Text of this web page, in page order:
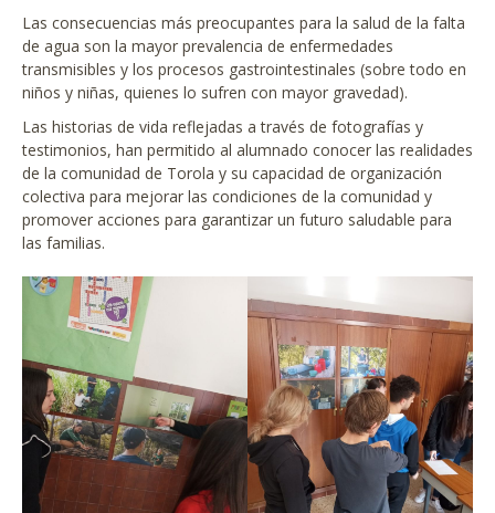
Las consecuencias más preocupantes para la salud de la falta
de agua son la mayor prevalencia de enfermedades
transmisibles y los procesos gastrointestinales (sobre todo en
niños y niñas, quienes lo sufren con mayor gravedad).
Las historias de vida reflejadas a través de fotografías y
testimonios, han permitido al alumnado conocer las realidades
de la comunidad de Torola y su capacidad de organización
colectiva para mejorar las condiciones de la comunidad y
promover acciones para garantizar un futuro saludable para
las familias.